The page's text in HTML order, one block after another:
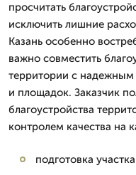
просчитать
исключить лишние
Казань особенно
важно совместить
территории с
и площадок. Заказчик
благоустройства
контролем качества на
подготовка